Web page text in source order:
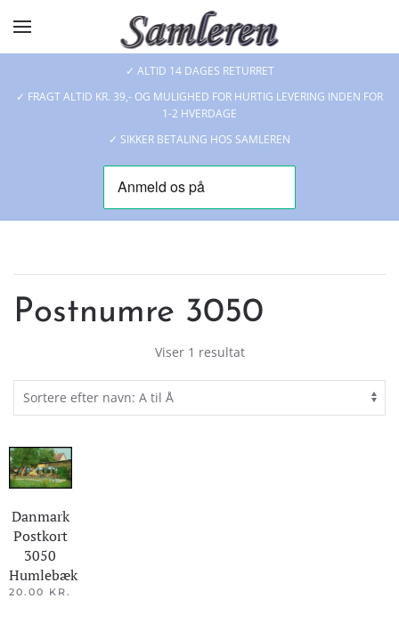
Skip to main content
✓ ALTID 14 DAGES RETURRET
✓ FRAGT ALTID KR. 39,- OG MULIGHED FOR HURTIG LEVERING INDEN FOR
1-2 HVERDAGE
✓ SIKKER BETALING HOS SAMLEREN
Postnumre 3050
Viser 1 resultat
Danmark
Postkort
3050
Humlebæk
20.00 KR.